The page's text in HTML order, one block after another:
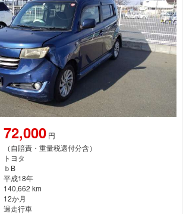
72,000円
（自賠責・重量税還付分含）
トヨタ
ｂB
平成18年
140,662 km
12か月
過走行車